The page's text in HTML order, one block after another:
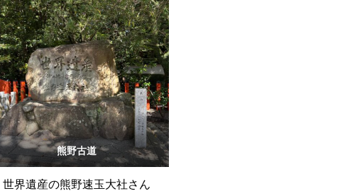
熊野古道
世界遺産の熊野速玉大社さん